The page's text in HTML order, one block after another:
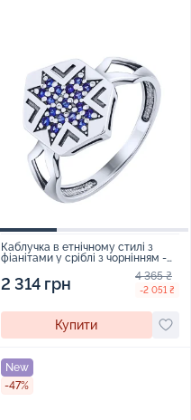
Каблучка в етнічному стилі з
фіанітами у сріблі з чорнінням -
2 314 грн 4 365 ₴
-2 051 ₴
Купити
New
-47%